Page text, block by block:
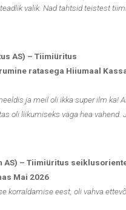
valik. Nad tahtsid teistest
AS) – Tiimiüritus
ratasega Hiiumaal
ja meil oli ikka super ilm ka!
oli liikumiseks väga hea vahend.
AS) – Tiimiüritus
Mai 2026
korraldamise eest, oli vahva